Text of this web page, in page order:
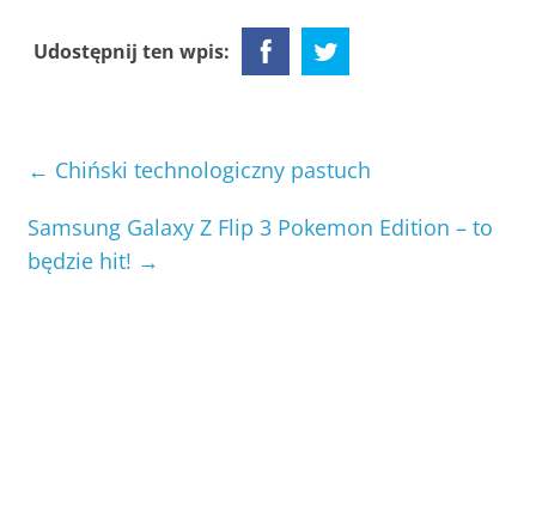
Udostępnij ten wpis:
← Chiński technologiczny pastuch
Samsung Galaxy Z Flip 3 Pokemon Edition – to
będzie hit! →